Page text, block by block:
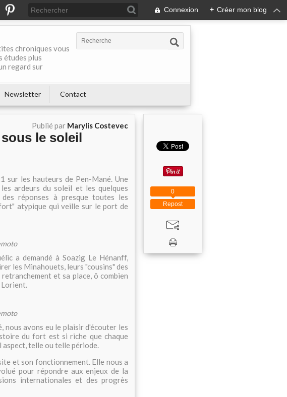
Connexion + Créer mon blog
chroniques vous
études plus
regard sur
Newsletter Contact
Publié par Marylis Costevec
le soleil
les hauteurs de Pen-Mané. Une
ardeurs du soleil et les quelques
réponses à presque toutes les
atypique qui veille sur le port de
a demandé à Soazig Le Hénanff,
les Minahouets, leurs "cousins" des
et sa place, ô combien
Lorient.
nous avons eu le plaisir d'écouter les
du fort est si riche que chaque
telle ou telle période.
et son fonctionnement. Elle nous a
pour répondre aux enjeux de la
internationales et des progrès
Repost
0